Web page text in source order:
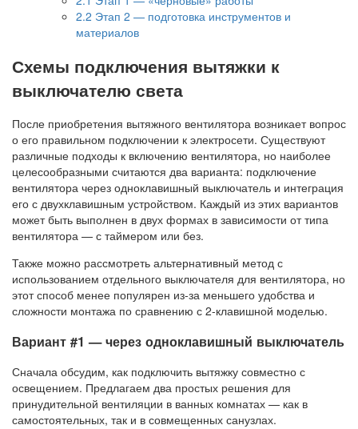
2.2 Этап 2 — подготовка инструментов и
материалов
Схемы подключения вытяжки к
выключателю света
После приобретения вытяжного вентилятора возникает вопрос
о его правильном подключении к электросети. Существуют
различные подходы к включению вентилятора, но наиболее
целесообразными считаются два варианта: подключение
вентилятора через одноклавишный выключатель и интеграция
его с двухклавишным устройством. Каждый из этих вариантов
может быть выполнен в двух формах в зависимости от типа
вентилятора — с таймером или без.
Также можно рассмотреть альтернативный метод с
использованием отдельного выключателя для вентилятора, но
этот способ менее популярен из-за меньшего удобства и
сложности монтажа по сравнению с 2-клавишной моделью.
Вариант #1 — через одноклавишный выключатель
Сначала обсудим, как подключить вытяжку совместно с
освещением. Предлагаем два простых решения для
принудительной вентиляции в ванных комнатах — как в
самостоятельных, так и в совмещенных санузлах.